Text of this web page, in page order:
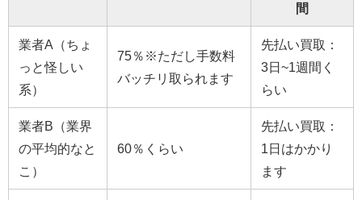
間
業者A（ちょ
っと怪しい
系）
75％※ただし手数料
バッチリ取られます
先払い買取：
3日~1週間く
らい
業者B（業界
の平均的なと
こ）
60％くらい
先払い買取：
1日はかかり
ます